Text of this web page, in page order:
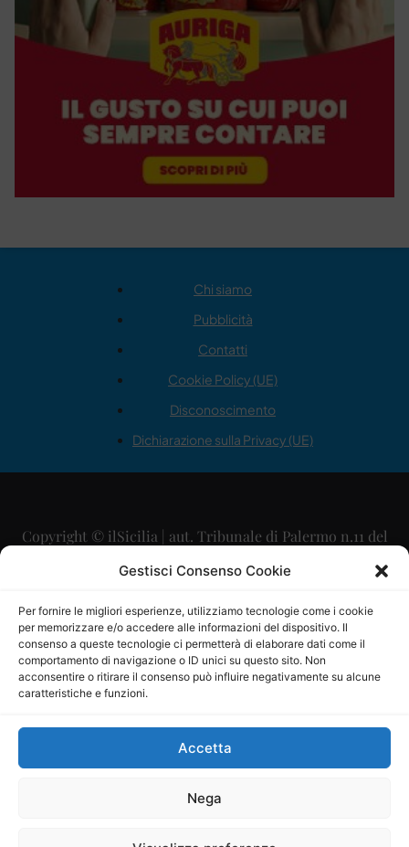
Gestisci Consenso Cookie
Per fornire le migliori esperienze, utilizziamo tecnologie come i cookie
per memorizzare e/o accedere alle informazioni del dispositivo. Il
consenso a queste tecnologie ci permetterà di elaborare dati come il
comportamento di navigazione o ID unici su questo sito. Non
acconsentire o ritirare il consenso può influire negativamente su alcune
caratteristiche e funzioni.
Accetta
Nega
Chi siamo
Pubblicità
Contatti
Cookie Policy (UE)
Disconoscimento
Dichiarazione sulla Privacy (UE)
Copyright © ilSicilia | aut. Tribunale di Palermo n.11 del
29/09/2015
Direttore Editoriale: Maurizio Scaglione
Direttore Responsabile: Maria Calabrese
P.IVA: 06334930820
Mercurio Comunicazione Società Cooperativa a r.l. è
iscritta al Registro degli Operatori di Comunicazione al